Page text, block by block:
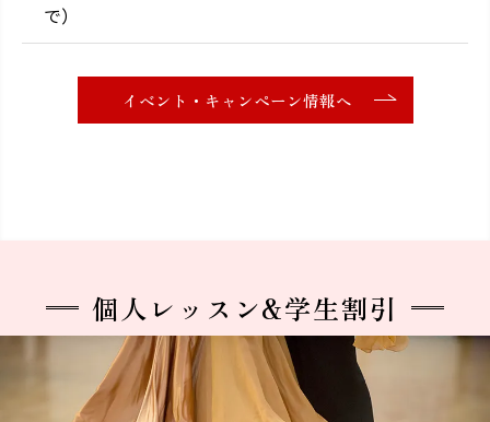
で）
イベント・キャンペーン情報へ
個人レッスン&学生割引